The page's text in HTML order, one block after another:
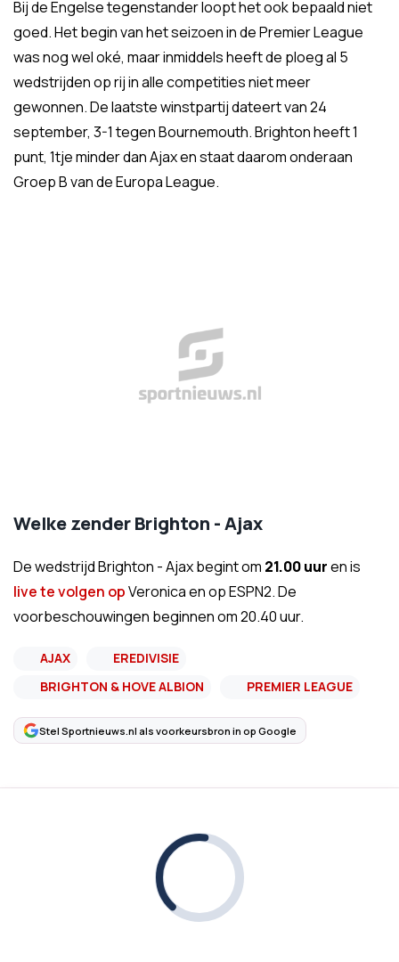
Bij de Engelse tegenstander loopt het ook bepaald niet
goed. Het begin van het seizoen in de Premier League
was nog wel oké, maar inmiddels heeft de ploeg al 5
wedstrijden op rij in alle competities niet meer
gewonnen. De laatste winstpartij dateert van 24
september, 3-1 tegen Bournemouth. Brighton heeft 1
punt, 1tje minder dan Ajax en staat daarom onderaan
Groep B van de Europa League.
Welke zender Brighton - Ajax
De wedstrijd Brighton - Ajax begint om 21.00 uuren is
live te volgen opVeronica en op ESPN2. De
voorbeschouwingen beginnen om 20.40 uur.
AJAX
EREDIVISIE
BRIGHTON & HOVE ALBION
PREMIER LEAGUE
Stel Sportnieuws.nl als voorkeursbron in op Google